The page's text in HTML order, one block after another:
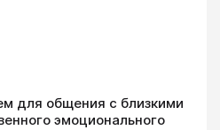
для общения с близкими
эмоционального